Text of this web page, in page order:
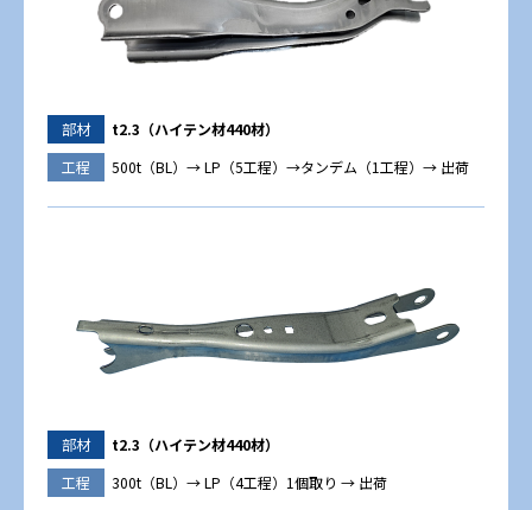
部材
t2.3（ハイテン材440材）
工程
500t（BL）→ LP（5工程）→タンデム（1工程）→ 出荷
部材
t2.3（ハイテン材440材）
工程
300t（BL）→ LP（4工程）1個取り → 出荷